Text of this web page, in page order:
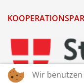
Wir benutzen